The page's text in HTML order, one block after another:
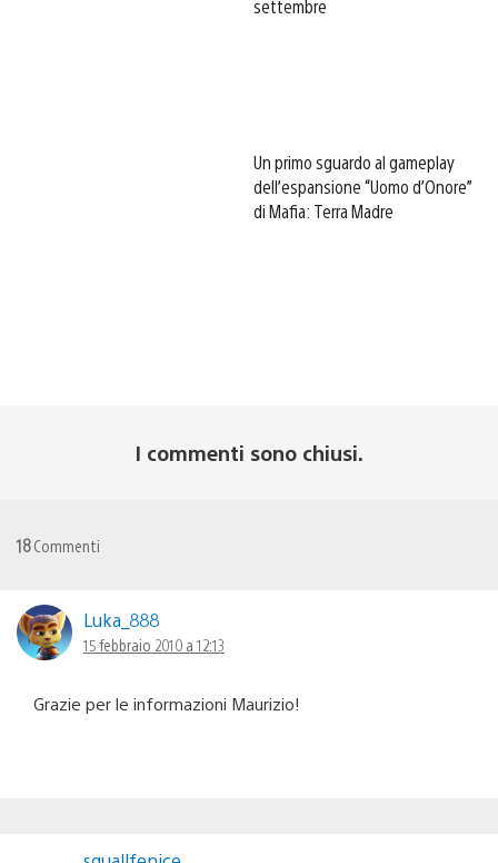
settembre
Un primo sguardo al gameplay
dell’espansione “Uomo d’Onore”
di Mafia: Terra Madre
I commenti sono chiusi.
18Commenti
Luka_888
15 febbraio 2010 a 12:13
Grazie per le informazioni Maurizio!